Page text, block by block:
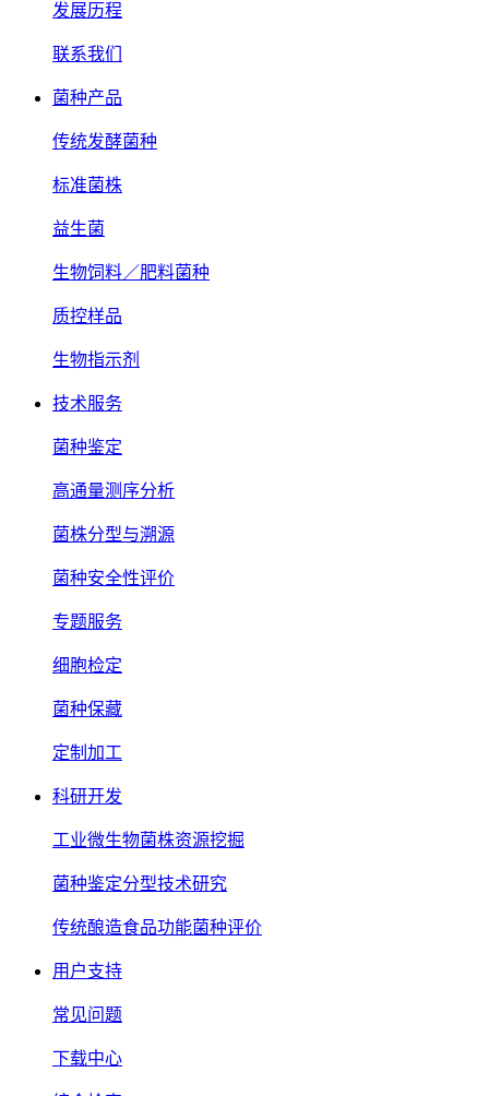
发展历程
联系我们
菌种产品
传统发酵菌种
标准菌株
益生菌
生物饲料／肥料菌种
质控样品
生物指示剂
技术服务
菌种鉴定
高通量测序分析
菌株分型与溯源
菌种安全性评价
专题服务
细胞检定
菌种保藏
定制加工
科研开发
工业微生物菌株资源挖掘
菌种鉴定分型技术研究
传统酿造食品功能菌种评价
用户支持
常见问题
下载中心